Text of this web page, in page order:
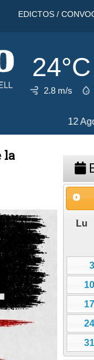
EDICTOS /
24°C
2.8 m/s
32°C
la
Lu
3
10
17
24
31